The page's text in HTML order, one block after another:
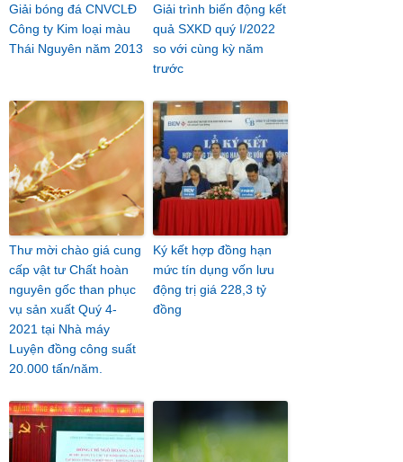
Giải bóng đá CNVCLĐ
Công ty Kim loại màu
Thái Nguyên năm 2013
Giải trình biến động kết
quả SXKD quý I/2022
so với cùng kỳ năm
trước
Thư mời chào giá cung
cấp vật tư Chất hoàn
nguyên gốc than phục
vụ sản xuất Quý 4-
2021 tại Nhà máy
Luyện đồng công suất
20.000 tấn/năm.
Ký kết hợp đồng hạn
mức tín dụng vốn lưu
động trị giá 228,3 tỷ
đồng